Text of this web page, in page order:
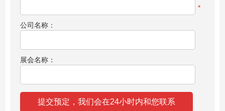
*
公司名称：
展会名称：